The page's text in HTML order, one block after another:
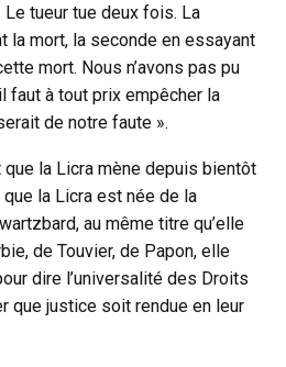
tueur tue deux fois. La
la mort, la seconde en essayant
mort. Nous n’avons pas pu
faut à tout prix empêcher la
de notre faute ».
que la Licra mène depuis bientôt
la Licra est née de la
au même titre qu’elle
de Touvier, de Papon, elle
dire l’universalité des Droits
que justice soit rendue en leur